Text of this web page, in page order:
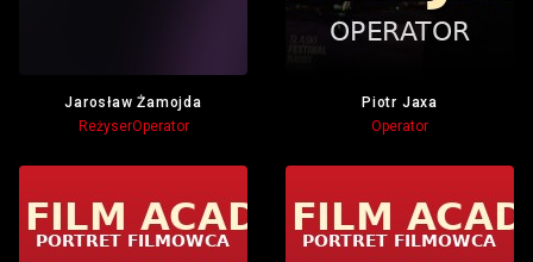
Jarosław Żamojda
ReżyserOperator
Piotr Jaxa
Operator